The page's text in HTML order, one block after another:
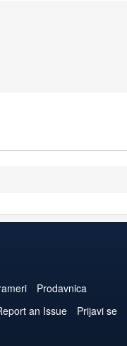
Prodavnica
an Issue
Prijavi se